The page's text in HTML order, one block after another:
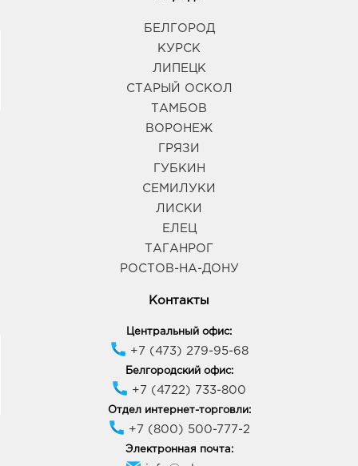
БЕЛГОРОД
КУРСК
ЛИПЕЦК
СТАРЫЙ ОСКОЛ
ТАМБОВ
ВОРОНЕЖ
ГРЯЗИ
ГУБКИН
СЕМИЛУКИ
ЛИСКИ
ЕЛЕЦ
ТАГАНРОГ
РОСТОВ-НА-ДОНУ
Контакты
Центральный офис:
+7 (473) 279-95-68
Белгородский офис:
+7 (4722) 733-800
Отдел интернет-торговли:
+7 (800) 500-777-2
Электронная почта: